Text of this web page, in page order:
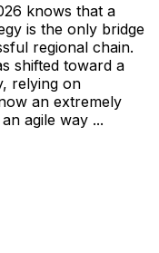
knows that a
is the only bridge
regional chain.
shifted toward a
relying on
an extremely
agile way ...